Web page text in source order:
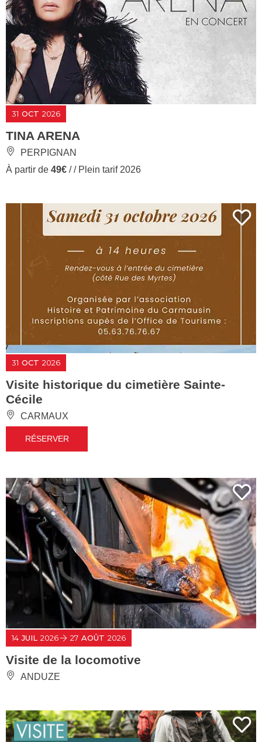
31 OCT 2026
TINA ARENA
PERPIGNAN
À partir de 49€ / / Plein tarif 2026
31 OCT 2026
Visite historique du cimetière Sainte-
Cécile
CARMAUX
RÉSERVER
14 JUIL 2026 27 AOÛT 2026
Visite de la locomotive
ANDUZE